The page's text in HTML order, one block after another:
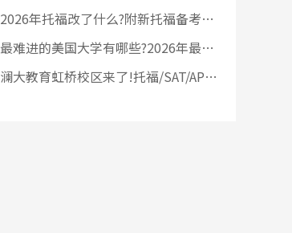
考攻略
2026年托福改了什么?附新托福备考建
议
最难进的美国大学有哪些?2026年最难
进的美国大学Top10名单
澜大教育虹桥校区来了!托福/SAT/AP/